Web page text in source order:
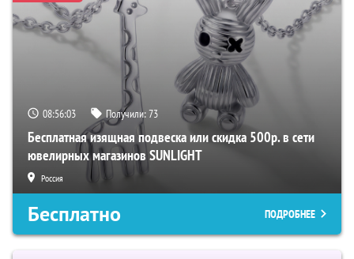
08:56:02 Получили:73
Бесплатная изящная подвеска или скидка 500р. в сети
ювелирных магазинов SUNLIGHT
Россия
Бесплатно ПОДРОБНЕЕ